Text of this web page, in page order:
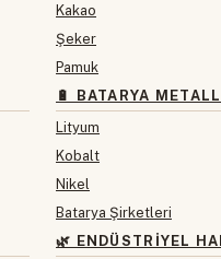
Kakao
Şeker
Pamuk
🔋 BATARYA
Lityum
Kobalt
Nikel
Batarya Şirketleri
🌿 ENDÜSTRIYEL